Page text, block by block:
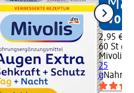
2,95 €
60 St
Mivolis
25
g